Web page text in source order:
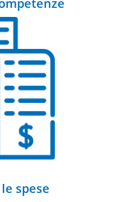
spese